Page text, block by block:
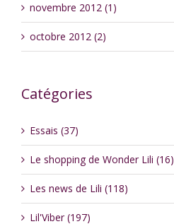
novembre 2012 (1)
octobre 2012 (2)
Catégories
Essais (37)
Le shopping de Wonder Lili (16)
Les news de Lili (118)
Lil'Viber (197)